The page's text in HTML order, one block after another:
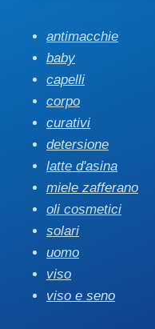
antimacchie
baby
capelli
corpo
curativi
detersione
latte d'asina
miele zafferano
oli cosmetici
solari
uomo
viso
viso e seno